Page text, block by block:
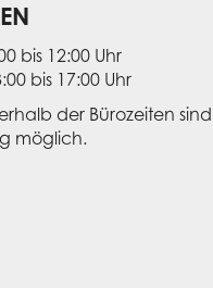
bis 12:00 Uhr
bis 17:00 Uhr
der Bürozeiten
möglich.